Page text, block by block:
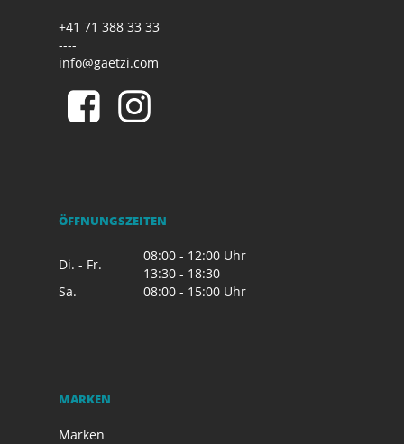
+41 71 388 33 33
----
info@gaetzi.com
ÖFFNUNGSZEITEN
Di. - Fr.
08:00 - 12:00 Uhr
13:30 - 18:30
Sa.
08:00 - 15:00 Uhr
MARKEN
Marken